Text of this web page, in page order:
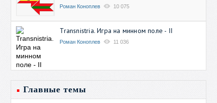
Роман Коноплев 10 075
Transnistria. Игра на минном поле - II
Роман Коноплев 11 036
Главные темы